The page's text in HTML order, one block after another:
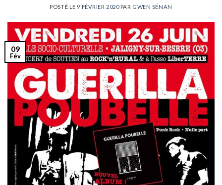
POSTÉ LE 9 FÉVRIER 2020PAR GWEN SÉNAN
09
Fév